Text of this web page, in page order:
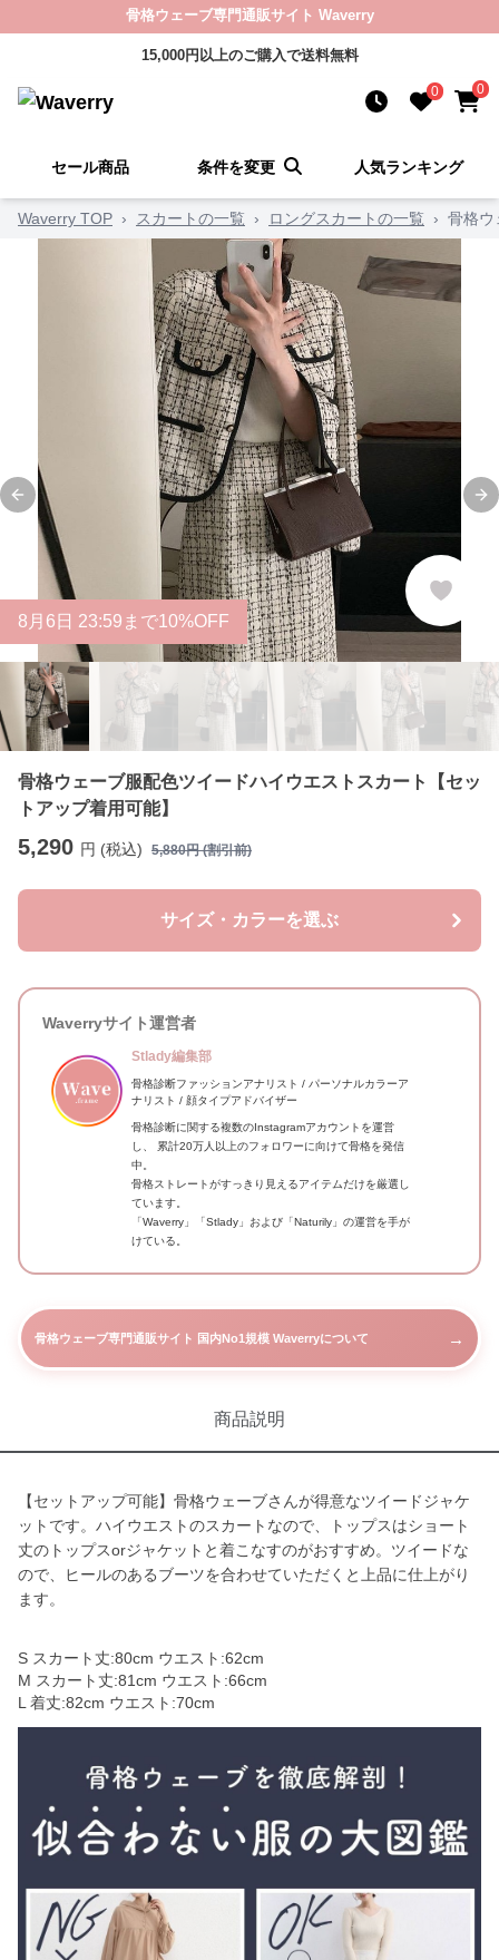
骨格ウェーブ専門通販サイト Waverry
15,000円以上のご購入で送料無料
0 0
セール商品 条件を変更 人気ランキング
Waverry TOP › スカートの一覧 › ロングスカートの一覧 › 骨格ウ
Previous slide
8 月 6 日 23:59まで10%OFF
骨格ウェーブ服配色ツイードハイウエストスカート【セッ
トアップ着用可能】
5,290 円 (税込) 5,880円 (割引前)
サイズ・カラーを選ぶ
Waverryサイト運営者
Stlady編集部
骨格診断ファッションアナリスト / パーソナルカラーア
ナリスト / 顔タイプアドバイザー
骨格診断に関する複数のInstagramアカウントを運営
し、 累計20万人以上のフォロワーに向けて骨格を発信
中。
骨格ストレートがすっきり見えるアイテムだけを厳選し
ています。
「Waverry」「Stlady」および「Naturily」の運営を手が
けている。
骨格ウェーブ専門通販サイト 国内No1規模 Waverryについて →
商品説明
【セットアップ可能】骨格ウェーブさんが得意なツイードジャケ
ットです。ハイウエストのスカートなので、トップスはショート
丈のトップスorジャケットと着こなすのがおすすめ。ツイードな
ので、ヒールのあるブーツを合わせていただくと上品に仕上がり
ます。
S スカート丈:80cm ウエスト:62cm
M スカート丈:81cm ウエスト:66cm